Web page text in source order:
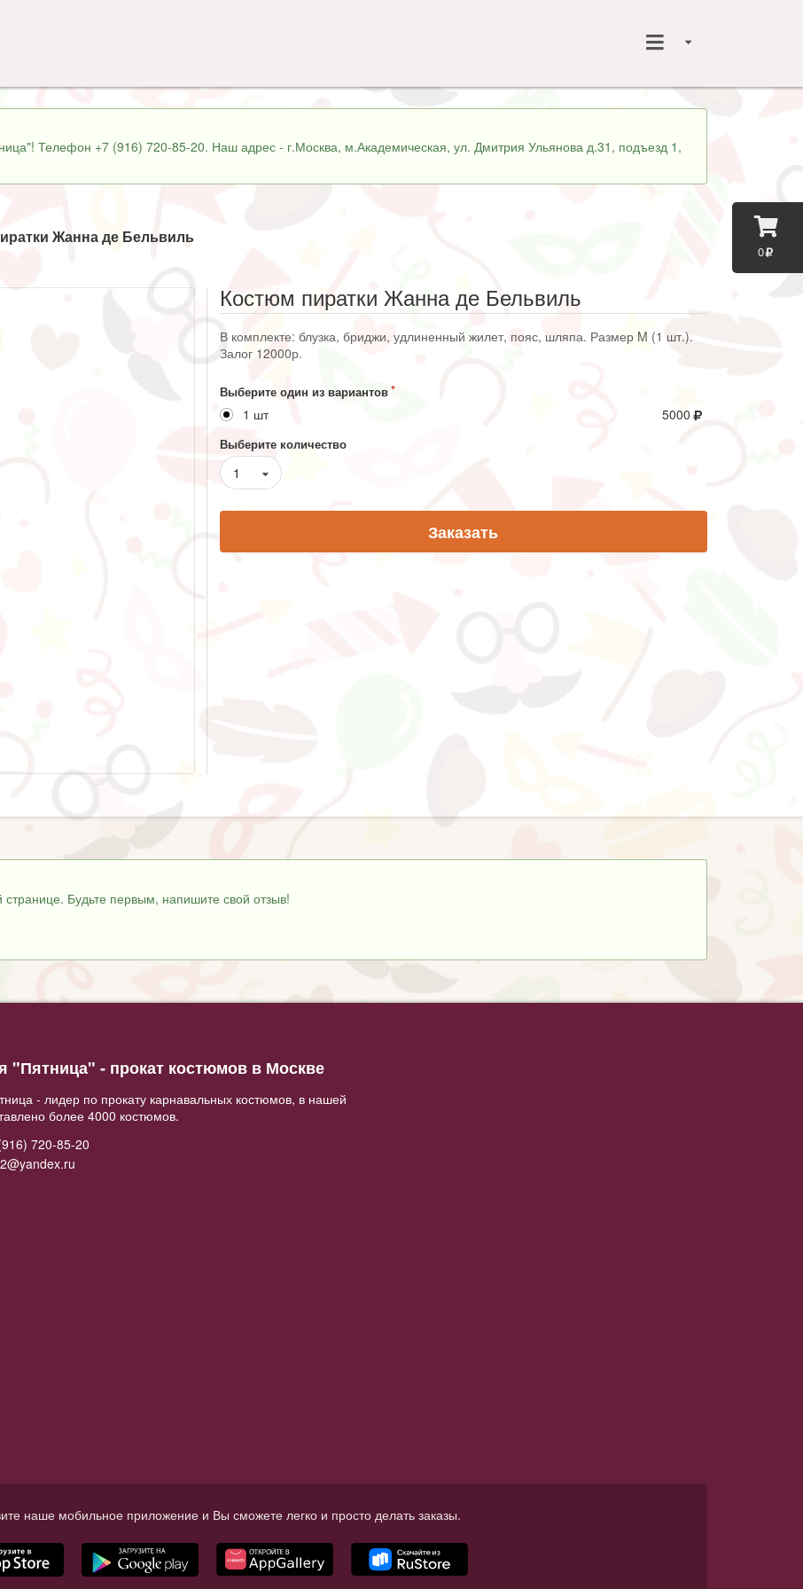
0
Телефон +7 (916) 720-85-20. Наш адрес - г.Москва, м.Академическая, ул. Дмитрия Ульянова д.31, подъезд 1,
Жанна де Бельвиль
Костюм пиратки Жанна де Бельвиль
В комплекте: блузка, бриджи, удлиненный жилет, пояс, шляпа. Размер M (1 шт.).
Залог 12000р.
Выберите один из вариантов
1 шт 5000
Выберите количество
1
Заказать
Будьте первым, напишите свой отзыв!
"Пятница" - прокат костюмов в Москве
- лидер по прокату карнавальных костюмов, в нашей
более 4000 костюмов.
720-85-20
наше мобильное приложение и Вы сможете легко и просто делать заказы.